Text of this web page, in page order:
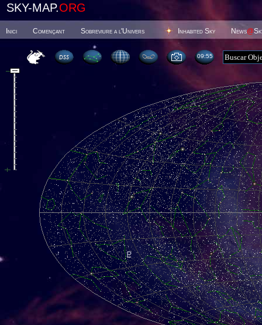
SKY-MAP.ORG
Inici Començant Sobreviure a l'Univers Inhabited Sky News@
09 55